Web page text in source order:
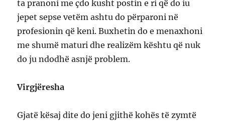
ta pranoni me çdo kusht postin e ri që do iu
jepet sepse vetëm ashtu do përparoni në
profesionin që keni. Buxhetin do e menaxhoni
me shumë maturi dhe realizëm kështu që nuk
do ju ndodhë asnjë problem.
Virgjëresha
Gjatë kësaj dite do jeni gjithë kohës të zymtë